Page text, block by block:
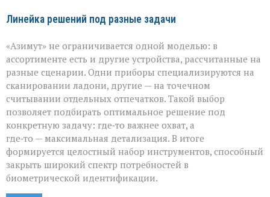
Линейка решений под разные задачи
«Азимут» не ограничивается одной моделью: в
ассортименте есть и другие устройства, рассчитанные на
разные сценарии. Одни приборы специализируются на
сканировании ладони, другие — на точечном
считывании отдельных отпечатков. Такой выбор
позволяет подбирать оптимальное решение под
конкретную задачу: где‑то важнее охват, а
где‑то — максимальная детализация. В итоге
формируется целостный набор инструментов, способный
закрыть широкий спектр потребностей в
биометрической идентификации.